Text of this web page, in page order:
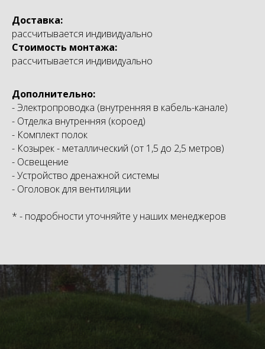
Доставка:
рассчитывается индивидуально
Стоимость монтажа:
рассчитывается индивидуально
Дополнительно:
- Электропроводка (внутренняя в кабель-канале)
- Отделка внутренняя (короед)
- Комплект полок
- Козырек - металлический (от 1,5 до 2,5 метров)
- Освещение
- Устройство дренажной системы
- Оголовок для вентиляции
* - подробности уточняйте у наших менеджеров